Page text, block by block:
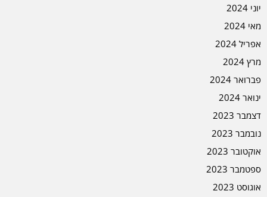
יוני 2024
מאי 2024
אפריל 2024
מרץ 2024
פברואר 2024
ינואר 2024
דצמבר 2023
נובמבר 2023
אוקטובר 2023
ספטמבר 2023
אוגוסט 2023